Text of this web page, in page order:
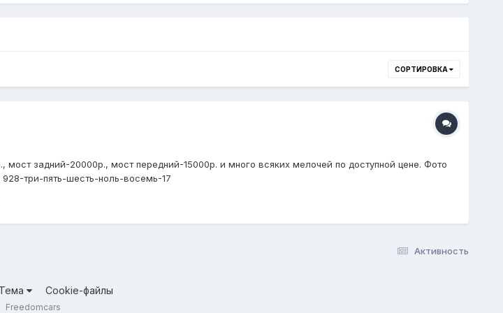
СОРТИРОВКА
задний-20000р., мост передний-15000р. и много всяких мелочей по доступной цене. Фото
928-три-пять-шесть-ноль-восемь-17
Активность
Тема Cookie-файлы
Freedomcars